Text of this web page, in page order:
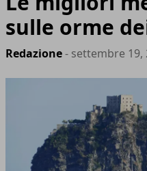
sulle orme
Redazione- settembre 19,